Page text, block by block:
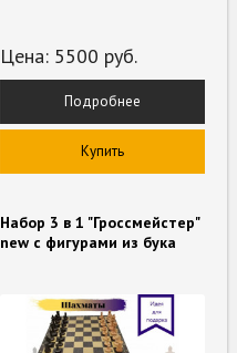
Цена: 5500 руб.
Подробнее
Купить
Набор 3 в 1 "Гроссмейстер"
new с фигурами из бука